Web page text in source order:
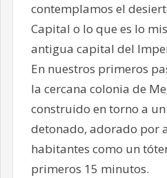
contemplamos el
Capital o lo que es lo
antigua capital del
En nuestros primeros
la cercana colonia de
construido en torno a
detonado, adorado por
habitantes como un
primeros 15 minutos.